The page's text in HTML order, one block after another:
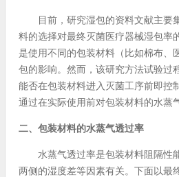
目前，研究湿包的资料文献主要集
料的选择对最终灭菌医疗器械湿包率
是使用不同的包装材料（比如棉布、
包的影响。然而，该研究方法试验过
能否在包装材料进入灭菌工序前即控
通过在实际使用前对包装材料的水蒸
二、包装材料的水蒸气透过率
水蒸气透过率是包装材料阻隔性能
两侧的湿度差等因素有关。下面以